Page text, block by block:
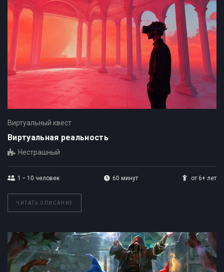
Виртуальный квест
Виртуальная реальность
Нестрашный
1 – 10 человек 60 минут от 6+ лет
ЧИТАТЬ ОПИСАНИЕ